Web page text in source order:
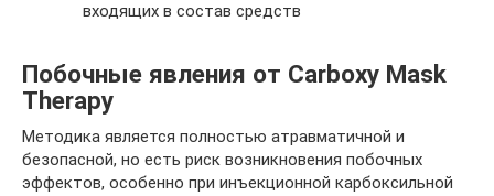
входящих в состав средств
Побочные явления от Carboxy Mask
Therapy
Методика является полностью атравматичной и
безопасной, но есть риск возникновения побочных
эффектов, особенно при инъекционной карбоксильной